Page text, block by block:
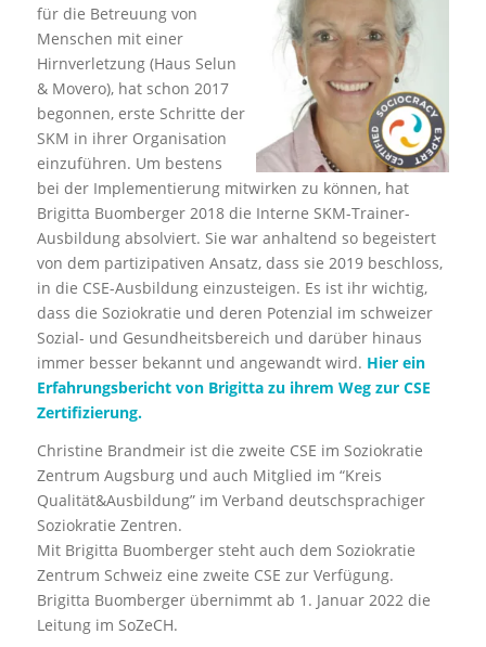
für die Betreuung von
Menschen mit einer
Hirnverletzung (Haus Selun
& Movero), hat schon 2017
begonnen, erste Schritte der
SKM in ihrer Organisation
einzuführen. Um bestens
bei der Implementierung mitwirken zu können, hat
Brigitta Buomberger 2018 die Interne SKM-Trainer-
Ausbildung absolviert. Sie war anhaltend so begeistert
von dem partizipativen Ansatz, dass sie 2019 beschloss,
in die CSE-Ausbildung einzusteigen. Es ist ihr wichtig,
dass die Soziokratie und deren Potenzial im schweizer
Sozial- und Gesundheitsbereich und darüber hinaus
immer besser bekannt und angewandt wird. Hier ein
Erfahrungsbericht von Brigitta zu ihrem Weg zur CSE
Zertifizierung.
Christine Brandmeir ist die zweite CSE im Soziokratie
Zentrum Augsburg und auch Mitglied im “Kreis
Qualität&Ausbildung” im Verband deutschsprachiger
Soziokratie Zentren.
Mit Brigitta Buomberger steht auch dem Soziokratie
Zentrum Schweiz eine zweite CSE zur Verfügung.
Brigitta Buomberger übernimmt ab 1. Januar 2022 die
Leitung im SoZeCH.